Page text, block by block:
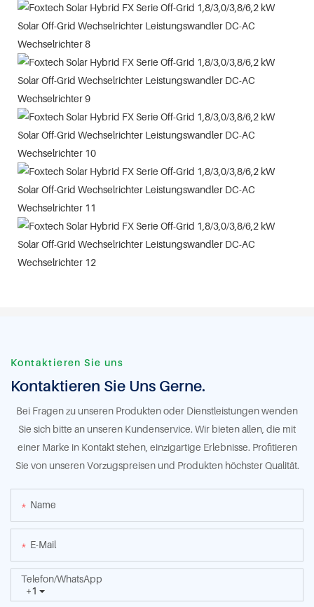
Kontaktieren Sie uns
Kontaktieren Sie Uns Gerne.
Bei Fragen zu unseren Produkten oder Dienstleistungen wenden
Sie sich bitte an unseren Kundenservice. Wir bieten allen, die mit
einer Marke in Kontakt stehen, einzigartige Erlebnisse. Profitieren
Sie von unseren Vorzugspreisen und Produkten höchster Qualität.
Name
E-Mail
+1
Telefon/WhatsApp